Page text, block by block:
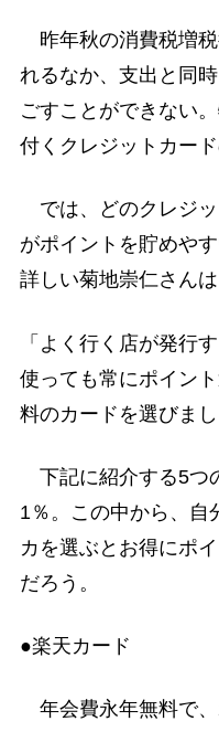
昨年秋の消費税増
れるなか、支出と同
ごすことができない
付くクレジットカード
では、どのクレジッ
がポイントを貯めや
詳しい菊地崇仁さんは
「よく行く店が発行
使っても常にポイン
料のカードを選びまし
下記に紹介する5つ
1％。この中から、自
カを選ぶとお得にポ
だろう。
●楽天カード
年会費永年無料で